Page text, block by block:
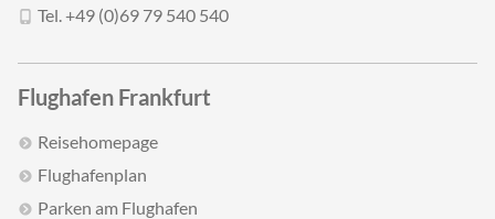
Tel. +49 (0)69 79 540 540
Flughafen Frankfurt
Reisehomepage
Flughafenplan
Parken am Flughafen